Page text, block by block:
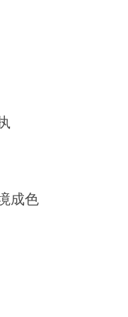
成色